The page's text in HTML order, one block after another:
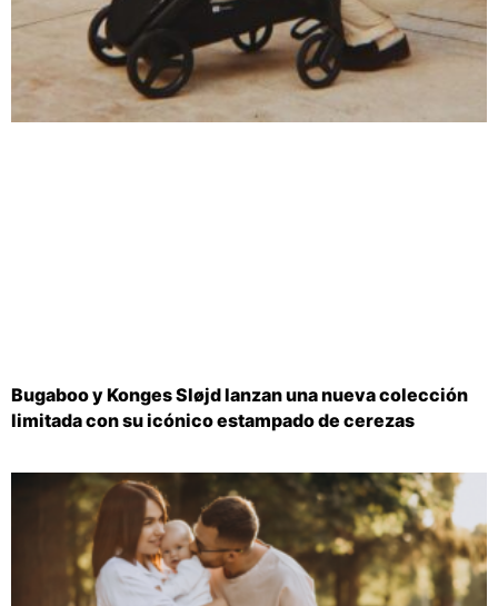
Bugaboo y Konges Sløjd lanzan una nueva colección
limitada con su icónico estampado de cerezas